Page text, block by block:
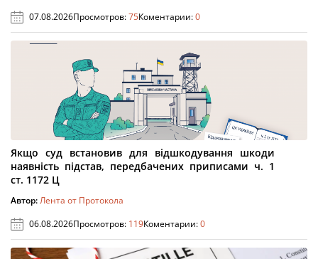
07.08.2026Просмотров:75Коментарии:0
Якщо суд встановив для відшкодування шкоди
наявність підстав, передбачених приписами ч. 1
ст. 1172 Ц
Автор:Лента от Протокола
06.08.2026Просмотров: 119Коментарии:0